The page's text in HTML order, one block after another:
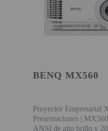
BENQ MX560
Proyector Empresarial
Presentaciones |
ANSI de alto brillo y